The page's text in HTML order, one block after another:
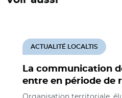
La communication
entre en période de
ACTUALITÉ LOCALTIS